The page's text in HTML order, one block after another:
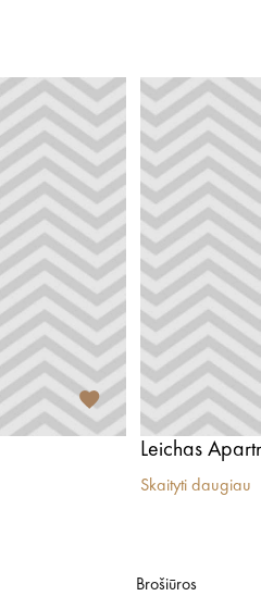
Leichas
Skaityti daugiau
Brošiūros